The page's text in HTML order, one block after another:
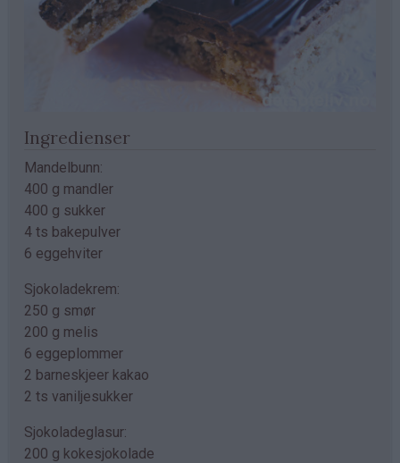
Ingredienser
Mandelbunn:
400 g mandler
400 g sukker
4 ts bakepulver
6 eggehviter
Sjokoladekrem:
250 g smør
200 g melis
6 eggeplommer
2 barneskjeer kakao
2 ts vaniljesukker
Sjokoladeglasur:
200 g kokesjokolade